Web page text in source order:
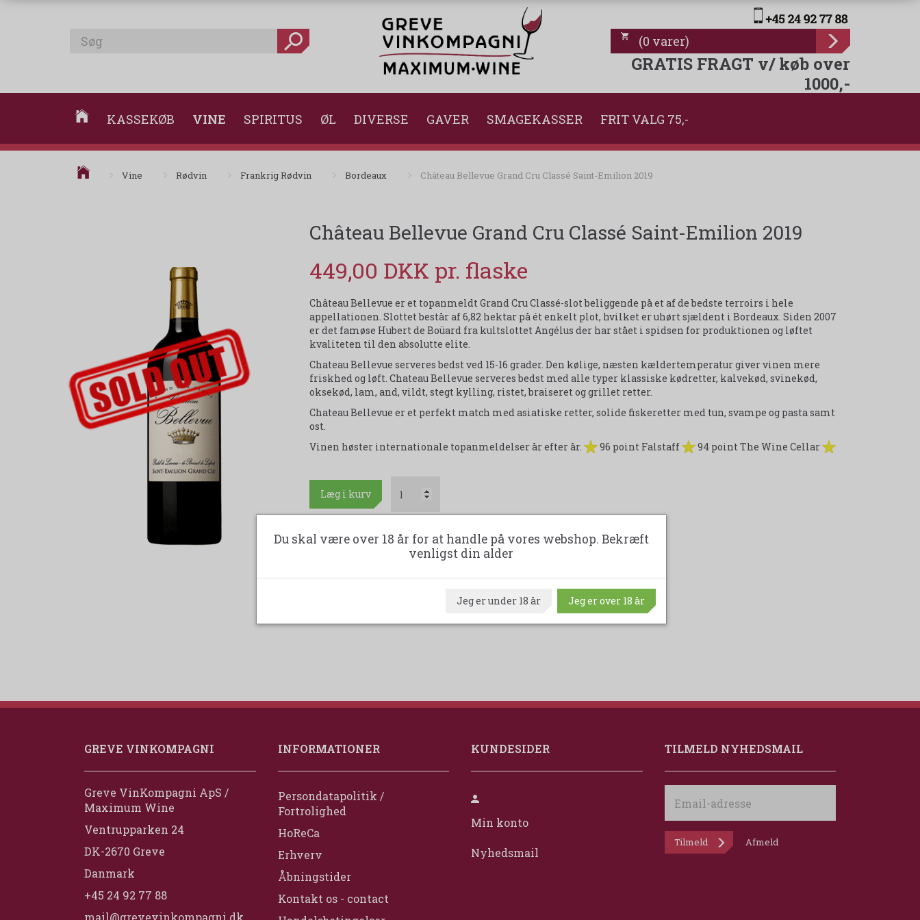
(0 varer)
GRATIS FRAGT v/ køb over
1000,-
KASSEKØB VINE SPIRITUS ØL DIVERSE GAVER SMAGEKASSER FRIT VALG 75,-
Vine Rødvin Frankrig Rødvin Bordeaux Château Bellevue Grand Cru Classé Saint-Emilion 2019
Château Bellevue Grand Cru Classé Saint-Emilion 2019
449,00 DKK
Château Bellevue er et topanmeldt Grand Cru Classé-slot beliggende på et af de bedste terroirs i hele
appellationen. Slottet består af 6,82 hektar på ét enkelt plot, hvilket er uhørt sjældent i Bordeaux. Siden 2007
er det famøse Hubert de Boüard fra kultslottet Angélus der har stået i spidsen for produktionen og løftet
kvaliteten til den absolutte elite.
Chateau Bellevue serveres bedst ved 15-16 grader. Den kølige, næsten kældertemperatur giver vinen mere
friskhed og løft. Chateau Bellevue serveres bedst med alle typer klassiske kødretter, kalvekød, svinekød,
oksekød, lam, and, vildt, stegt kylling, ristet, braiseret og grillet retter.
Chateau Bellevue er et perfekt match med asiatiske retter, solide fiskeretter med tun, svampe og pasta samt
ost.
Vinen høster internationale topanmeldelser år efter år.
96 point Falstaff 94 point The Wine Cellar
Læg i kurv
En kasse indeholder 12 flasker - 75 cl. 14,5 % Alkohol
Udskriv produktark
GREVE VINKOMPAGNI
Greve VinKompagni ApS /
Maximum Wine
Ventrupparken 24
DK-2670 Greve
Danmark
+45 24 92 77 88
mail@grevevinkompagni.dk
INFORMATIONER
Persondatapolitik /
Fortrolighed
HoReCa
Erhverv
Åbningstider
Kontakt os - contact
KUNDESIDER
Min konto
Nyhedsmail
TILMELD NYHEDSMAIL
adresse
Tilmeld Afmeld
Du skal være over 18 år for at handle på vores webshop. Bekræft
venligst din alder
Jeg er under 18 år Jeg er over 18 år